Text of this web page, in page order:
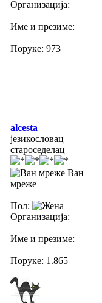
Организација:
Име и презиме:
Поруке: 973
alcesta
језикословац
староседелац
Ван
мреже
Пол:
Организација:
Име и презиме:
Поруке: 1.865